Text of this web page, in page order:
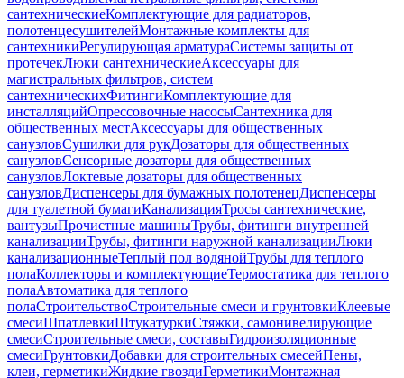
сантехническиеКомплектующие для радиаторов,
полотенцесушителейМонтажные комплекты для
сантехникиРегулирующая арматураСистемы защиты от
протечекЛюки сантехническиеАксессуары для
магистральных фильтров, систем
сантехническихФитингиКомплектующие для
инсталляцийОпрессовочные насосыСантехника для
общественных местАксессуары для общественных
санузловСушилки для рукДозаторы для общественных
санузловСенсорные дозаторы для общественных
санузловЛоктевые дозаторы для общественных
санузловДиспенсеры для бумажных полотенецДиспенсеры
для туалетной бумагиКанализацияТросы сантехнические,
вантузыПрочистные машиныТрубы, фитинги внутренней
канализацииТрубы, фитинги наружной канализацииЛюки
канализационныеТеплый пол водянойТрубы для теплого
полаКоллекторы и комплектующиеТермостатика для теплого
полаАвтоматика для теплого
полаСтроительствоСтроительные смеси и грунтовкиКлеевые
смесиШпатлевкиШтукатуркиСтяжки, самонивелирующие
смесиСтроительные смеси, составыГидроизоляционные
смесиГрунтовкиДобавки для строительных смесейПены,
клеи, герметикиЖидкие гвоздиГерметикиМонтажная